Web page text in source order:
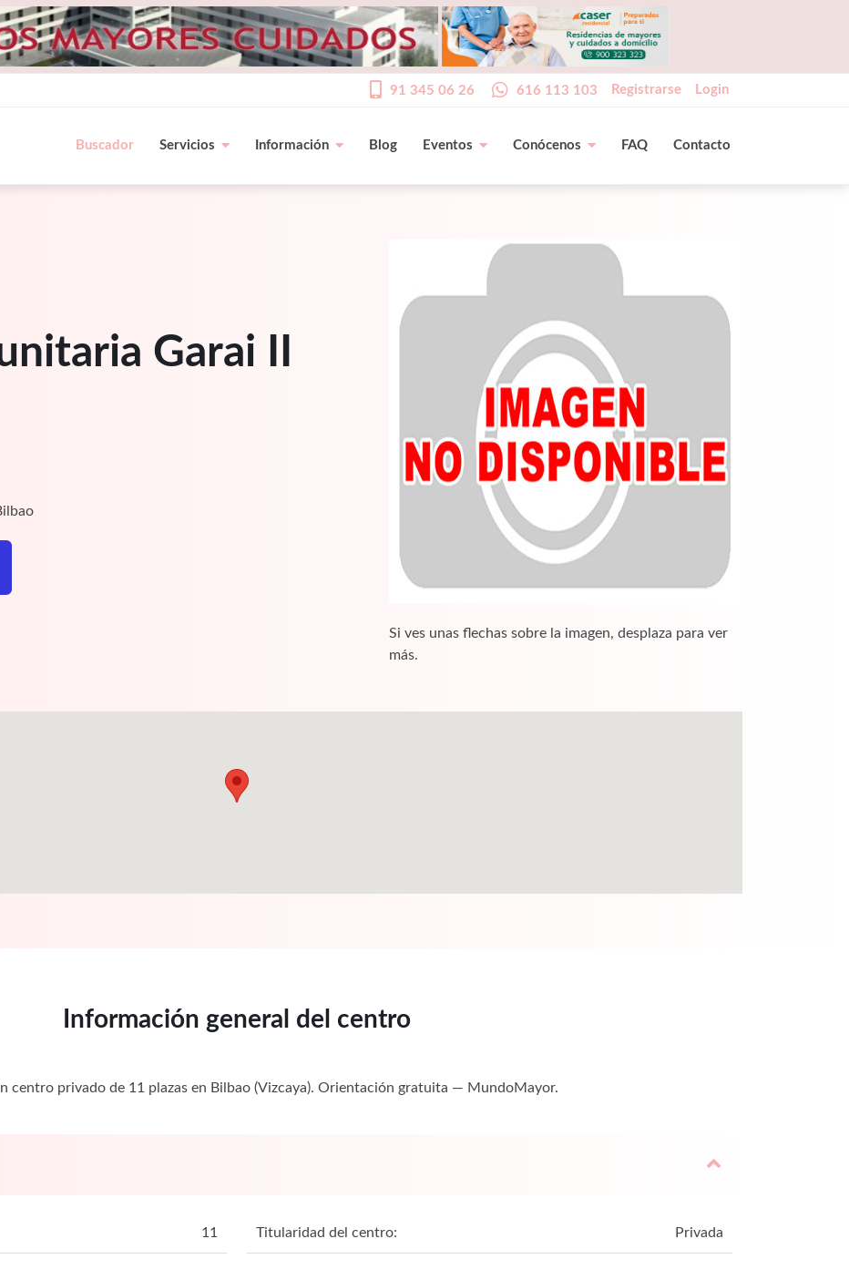
91 345 06 26 616 113 103 Registrarse Login
Buscador Servicios Información Blog Eventos Conócenos FAQ Contacto
Garai II
Si ves unas flechas sobre la imagen, desplaza para ver
más.
Información general del centro
centro privado de 11 plazas en Bilbao (Vizcaya). Orientación gratuita — MundoMayor.
11 Titularidad del centro: Privada